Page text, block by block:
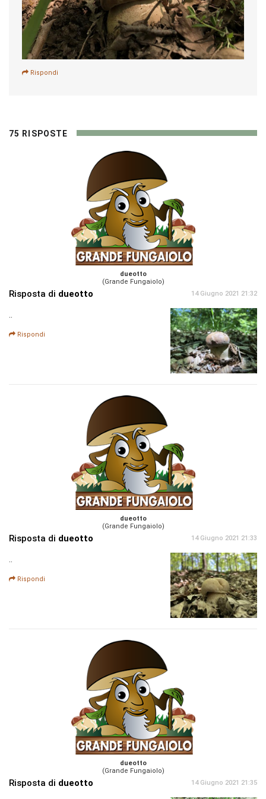
Rispondi
75 RISPOSTE
dueotto
(Grande Fungaiolo)
Risposta di dueotto 14 Giugno 2021 21:32
..
Rispondi
dueotto
(Grande Fungaiolo)
Risposta di dueotto 14 Giugno 2021 21:33
..
Rispondi
dueotto
(Grande Fungaiolo)
Risposta di dueotto 14 Giugno 2021 21:35